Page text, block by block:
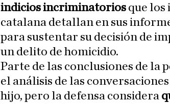
indicios incriminatorios que los
catalana detallan en sus
para sustentar su decisión de
un delito de homicidio.
Parte de las conclusiones de la
el análisis de las
hijo, pero la defensa considera